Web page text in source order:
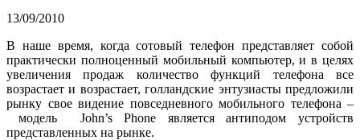
13/09/2010
В наше время, когда сотовый телефон представляет собой
практически полноценный мобильный компьютер, и в целях
увеличения продаж количество функций телефона все
возрастает и возрастает, голландские энтузиасты предложили
рынку свое видение повседневного мобильного телефона –
модель John’s Phone является антиподом устройств
представленных на рынке.